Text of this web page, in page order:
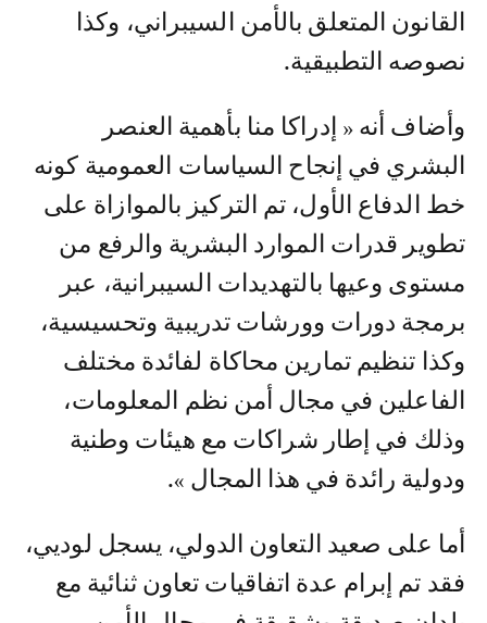
القانون المتعلق بالأمن السيبراني، وكذا
نصوصه التطبيقية.
وأضاف أنه « إدراكا منا بأهمية العنصر
البشري في إنجاح السياسات العمومية كونه
خط الدفاع الأول، تم التركيز بالموازاة على
تطوير قدرات الموارد البشرية والرفع من
مستوى وعيها بالتهديدات السيبرانية، عبر
برمجة دورات وورشات تدريبية وتحسيسية،
وكذا تنظيم تمارين محاكاة لفائدة مختلف
الفاعلين في مجال أمن نظم المعلومات،
وذلك في إطار شراكات مع هيئات وطنية
ودولية رائدة في هذا المجال ».
أما على صعيد التعاون الدولي، يسجل لوديي،
فقد تم إبرام عدة اتفاقيات تعاون ثنائية مع